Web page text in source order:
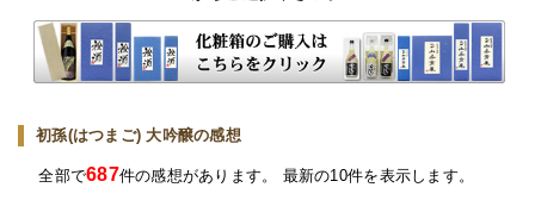
初孫(はつまご) 大吟醸の感想
全部で687件の感想があります。 最新の10件を表示します。